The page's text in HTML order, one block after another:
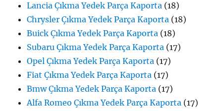
Lancia Çıkma Yedek Parça Kaporta (18)
Chrysler Çıkma Yedek Parça Kaporta (18)
Buick Çıkma Yedek Parça Kaporta (18)
Subaru Çıkma Yedek Parça Kaporta (17)
Opel Çıkma Yedek Parça Kaporta (17)
Fiat Çıkma Yedek Parça Kaporta (17)
Bmw Çıkma Yedek Parça Kaporta (17)
Alfa Romeo Çıkma Yedek Parça Kaporta (17)